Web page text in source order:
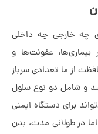
چه داخلی
عفونت‌ها‌ و
تعدادی سرباز
دو نوع سلول
دستگاه ایمنی
مدت، بدن